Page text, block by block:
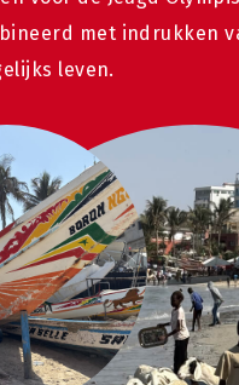
met indrukken
leven.